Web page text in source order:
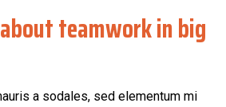
teamwork in big
a sodales, sed elementum mi